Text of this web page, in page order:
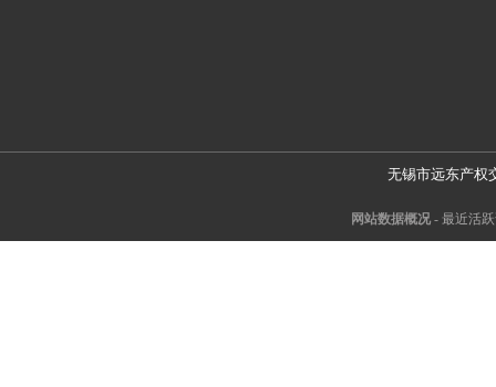
无锡市远东产权
网站数据概况 - 最近活